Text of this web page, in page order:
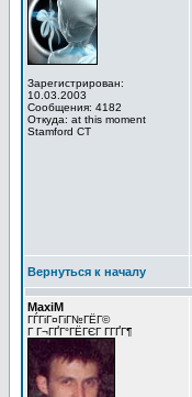
Зарегистрирован:
10.03.2003
Сообщения: 4182
Откуда: at this moment
Stamford CT
Вернуться к началу
MaxiM
ГЃГіГ¤ГіГ№ГЁГ©
Г Г¬ГҐГ°ГЁГЄГ Г­ГҐГ¶